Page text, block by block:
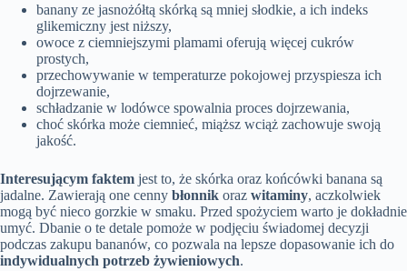
banany ze jasnożółtą skórką są mniej słodkie, a ich indeks
glikemiczny jest niższy,
owoce z ciemniejszymi plamami oferują więcej cukrów
prostych,
przechowywanie w temperaturze pokojowej przyspiesza ich
dojrzewanie,
schładzanie w lodówce spowalnia proces dojrzewania,
choć skórka może ciemnieć, miąższ wciąż zachowuje swoją
jakość.
Interesującym faktem jest to, że skórka oraz końcówki banana są
jadalne. Zawierają one cenny błonnik oraz witaminy, aczkolwiek
mogą być nieco gorzkie w smaku. Przed spożyciem warto je dokładnie
umyć. Dbanie o te detale pomoże w podjęciu świadomej decyzji
podczas zakupu bananów, co pozwala na lepsze dopasowanie ich do
indywidualnych potrzeb żywieniowych.